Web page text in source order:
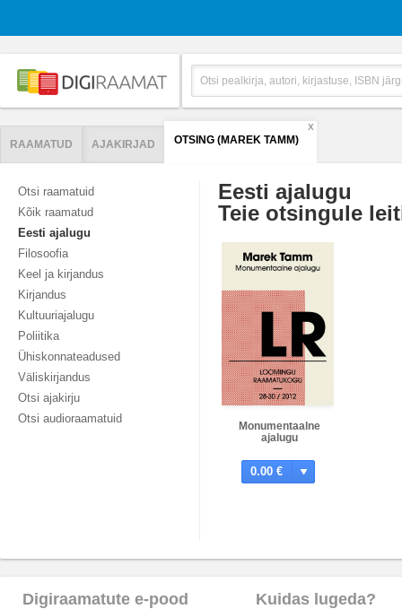
RAAMATUD AJAKIRJAD OTSING (MAREK TAMM)
X
Otsi raamatuid
Kõik raamatud
Eesti ajalugu
Filosoofia
Keel ja kirjandus
Kirjandus
Kultuuriajalugu
Poliitika
Ühiskonnateadused
Väliskirjandus
Otsi ajakirju
Otsi audioraamatuid
Eesti ajalugu
Teie otsingule
Monumentaalne
ajalugu
0.00 €
Digiraamatute e-pood Kuidas lugeda?